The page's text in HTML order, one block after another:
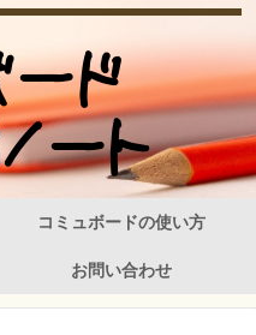
コミュボードの使い方
お問い合わせ